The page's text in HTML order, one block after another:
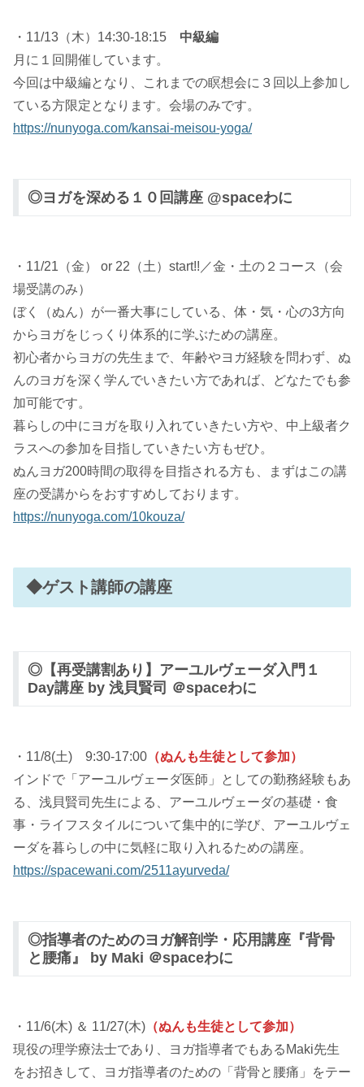
・11/13（木）14:30-18:15 中級編
月に１回開催しています。
今回は中級編となり、これまでの瞑想会に３回以上参加し
ている方限定となります。会場のみです。
https://nunyoga.com/kansai-meisou-yoga/
◎ヨガを深める１０回講座 @spaceわに
・11/21（金） or 22（土）start!!／金・土の２コース（会
場受講のみ）
ぼく（ぬん）が一番大事にしている、体・気・心の3方向
からヨガをじっくり体系的に学ぶための講座。
初心者からヨガの先生まで、年齢やヨガ経験を問わず、ぬ
んのヨガを深く学んでいきたい方であれば、どなたでも参
加可能です。
暮らしの中にヨガを取り入れていきたい方や、中上級者ク
ラスへの参加を目指していきたい方もぜひ。
ぬんヨガ200時間の取得を目指される方も、まずはこの講
座の受講からをおすすめしております。
https://nunyoga.com/10kouza/
◆ゲスト講師の講座
◎【再受講割あり】アーユルヴェーダ入門１
Day講座 by 浅貝賢司 ＠spaceわに
・11/8(土) 9:30-17:00 （ぬんも生徒として参加）
インドで「アーユルヴェーダ医師」としての勤務経験もあ
る、浅貝賢司先生による、アーユルヴェーダの基礎・食
事・ライフスタイルについて集中的に学び、アーユルヴェ
ーダを暮らしの中に気軽に取り入れるための講座。
https://spacewani.com/2511ayurveda/
◎指導者のためのヨガ解剖学・応用講座『背骨
と腰痛』 by Maki ＠spaceわに
・11/6(木) ＆ 11/27(木) （ぬんも生徒として参加）
現役の理学療法士であり、ヨガ指導者でもあるMaki先生
をお招きして、ヨガ指導者のための「背骨と腰痛」をテー